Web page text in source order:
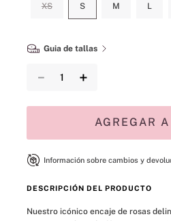
XS S M L
Guia de tallas
＋
－
AGREGAR
Información sobre cambios y
DESCRIPCIÓN DEL PRODUCTO
Nuestro icónico encaje de rosas